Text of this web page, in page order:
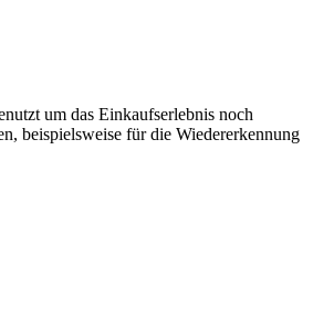
um das Einkaufserlebnis noch
beispielsweise für die Wiedererkennung